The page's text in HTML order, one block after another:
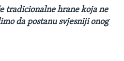
tradicionalne hrane koja ne
da postanu svjesniji onog